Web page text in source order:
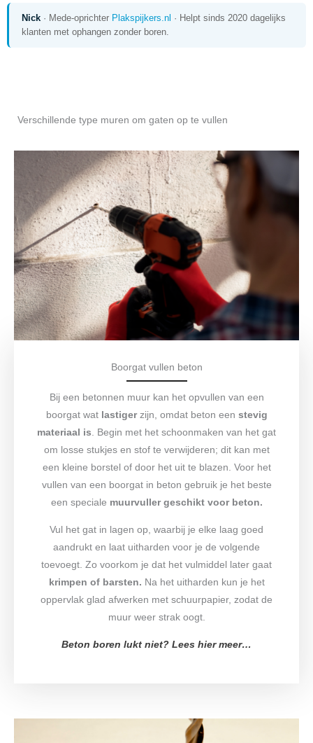
Nick · Mede-oprichter Plakspijkers.nl · Helpt sinds 2020 dagelijks
klanten met ophangen zonder boren.
Verschillende type muren om gaten op te vullen
Boorgat vullen beton
Bij een betonnen muur kan het opvullen van een
boorgat wat lastigerzijn, omdat beton een stevig
materiaal is. Begin met het schoonmaken van het gat
om losse stukjes en stof te verwijderen; dit kan met
een kleine borstel of door het uit te blazen. Voor het
vullen van een boorgat in beton gebruik je het beste
een speciale muurvuller geschikt voor beton.
Vul het gat in lagen op, waarbij je elke laag goed
aandrukt en laat uitharden voor je de volgende
toevoegt. Zo voorkom je dat het vulmiddel later gaat
krimpen of barsten. Na het uitharden kun je het
oppervlak glad afwerken met schuurpapier, zodat de
muur weer strak oogt.
Beton boren lukt niet? Lees hier meer…